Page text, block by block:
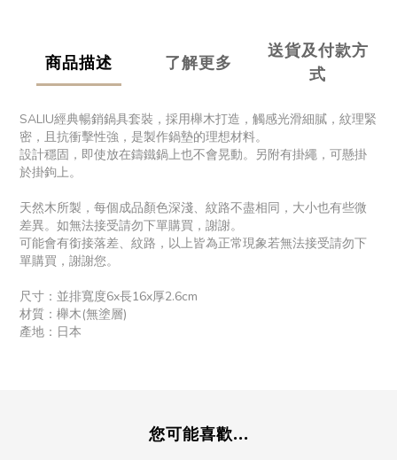
商品描述 了解更多
送貨及付款方
式
SALIU經典暢銷鍋具套裝，採用櫸木打造，觸感光滑細膩，紋理緊
密，且抗衝擊性強，是製作鍋墊的理想材料。
設計穩固，即使放在鑄鐵鍋上也不會晃動。另附有掛繩，可懸掛
於掛鉤上。
天然木所製，每個成品顏色深淺、紋路不盡相同，大小也有些微
差異。如無法接受請勿下單購買，謝謝。
可能會有銜接落差、紋路，以上皆為正常現象若無法接受請勿下
單購買，謝謝您。
尺寸：並排寬度6x長16x厚2.6cm
材質：櫸木(無塗層)
產地：日本
您可能喜歡...